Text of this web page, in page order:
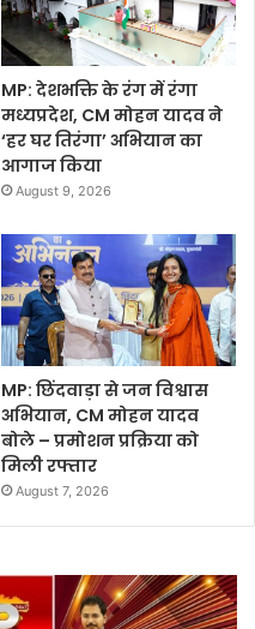
MP: देशभक्ति के रंग में रंगा
मध्यप्रदेश, CM मोहन यादव ने
‘हर घर तिरंगा’ अभियान का
आगाज किया
August 9, 2026
MP: छिंदवाड़ा से जन विश्वास
अभियान, CM मोहन यादव
बोले – प्रमोशन प्रक्रिया को
मिली रफ्तार
August 7, 2026